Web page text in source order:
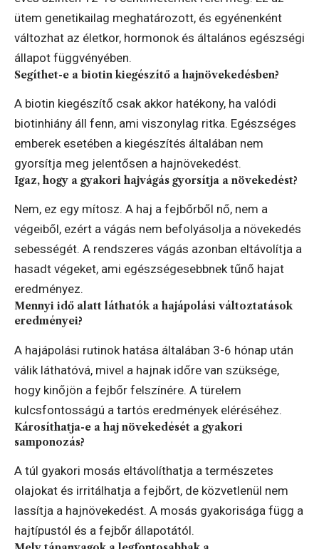
ütem genetikailag meghatározott, és egyénenként
változhat az életkor, hormonok és általános egészségi
állapot függvényében.
Segíthet-e a biotin kiegészítő a hajnövekedésben?
A biotin kiegészítő csak akkor hatékony, ha valódi
biotinhiány áll fenn, ami viszonylag ritka. Egészséges
emberek esetében a kiegészítés általában nem
gyorsítja meg jelentősen a hajnövekedést.
Igaz, hogy a gyakori hajvágás gyorsítja a növekedést?
Nem, ez egy mítosz. A haj a fejbőrből nő, nem a
végeiből, ezért a vágás nem befolyásolja a növekedés
sebességét. A rendszeres vágás azonban eltávolítja a
hasadt végeket, ami egészségesebbnek tűnő hajat
eredményez.
Mennyi idő alatt láthatók a hajápolási változtatások
eredményei?
A hajápolási rutinok hatása általában 3-6 hónap után
válik láthatóvá, mivel a hajnak időre van szüksége,
hogy kinőjön a fejbőr felszínére. A türelem
kulcsfontosságú a tartós eredmények eléréséhez.
Károsíthatja-e a haj növekedését a gyakori
samponozás?
A túl gyakori mosás eltávolíthatja a természetes
olajokat és irritálhatja a fejbőrt, de közvetlenül nem
lassítja a hajnövekedést. A mosás gyakorisága függ a
hajtípustól és a fejbőr állapotától.